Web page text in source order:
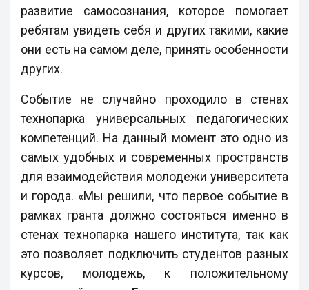
развитие самосознания, которое помогает
ребятам увидеть себя и других такими, какие
они есть на самом деле, принять особенности
других.
Событие не случайно проходило в стенах
технопарка универсальных педагогических
компетенций. На данный момент это одно из
самых удобных и современных пространств
для взаимодействия молодежи университета
и города. «Мы решили, что первое событие в
рамках гранта должно состояться именно в
стенах технопарка нашего института, так как
это позволяет подключить студентов разных
курсов, молодежь, к положительному